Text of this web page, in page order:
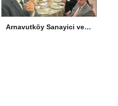
Arnavutköy Sanayici ve İş İnsanları Derneği İftarda Şehit Aileleriyle Buluştu